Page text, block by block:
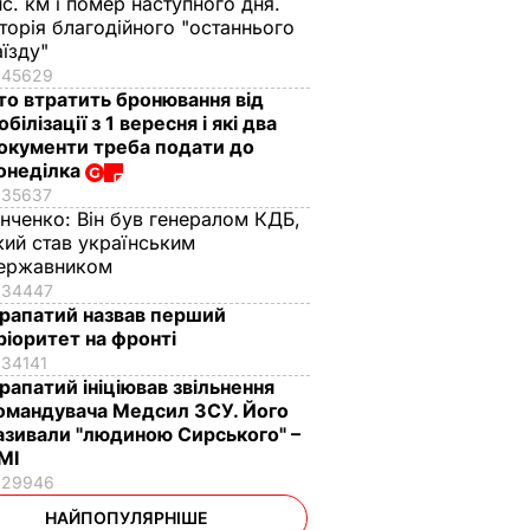
благодійного "останнього
45629
втратить бронювання від
з 1 вересня і які два
треба подати до
35637
Він був генералом КДБ,
став українським
34447
назвав перший
на фронті
34141
ініціював звільнення
Медсил ЗСУ. Його
"людиною Сирського" –
29946
НАЙПОПУЛЯРНІШЕ